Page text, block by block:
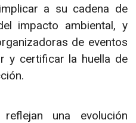
a su cadena de
impacto ambiental, y
de eventos
y certificar la huella de
una evolución